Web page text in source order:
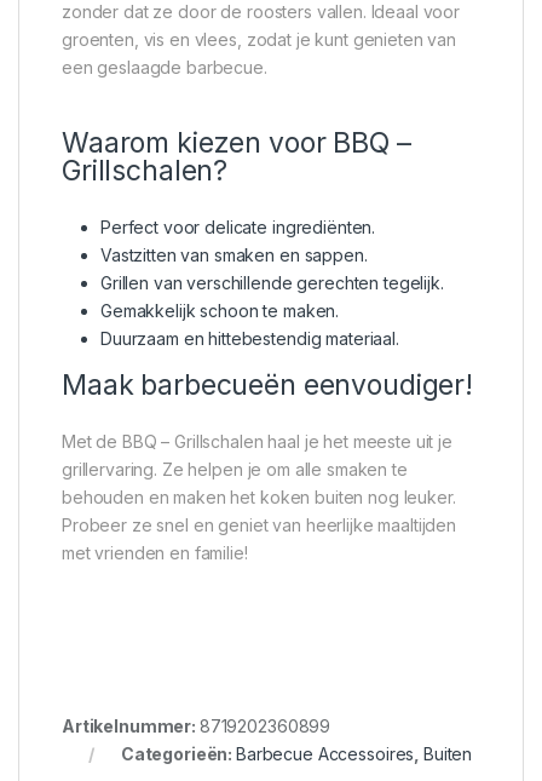
zonder dat ze door de roosters vallen. Ideaal voor
groenten, vis en vlees, zodat je kunt genieten van
een geslaagde barbecue.
Waarom kiezen voor BBQ –
Grillschalen?
Perfect voor delicate ingrediënten.
Vastzitten van smaken en sappen.
Grillen van verschillende gerechten tegelijk.
Gemakkelijk schoon te maken.
Duurzaam en hittebestendig materiaal.
Maak barbecueën eenvoudiger!
Met de BBQ – Grillschalen haal je het meeste uit je
grillervaring. Ze helpen je om alle smaken te
behouden en maken het koken buiten nog leuker.
Probeer ze snel en geniet van heerlijke maaltijden
met vrienden en familie!
Artikelnummer: 8719202360899
Categorieën:Barbecue Accessoires Buiten